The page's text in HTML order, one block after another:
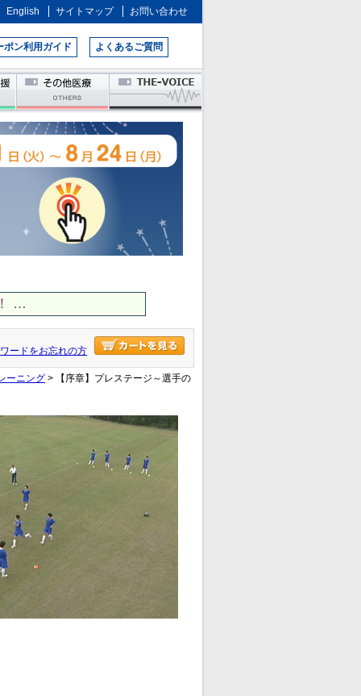
English サイトマップ お問い合わせ
ポン利用ガイド よくあるご質問
…
ードをお忘れの方
ーニング > 【序章】プレステージ～選手の